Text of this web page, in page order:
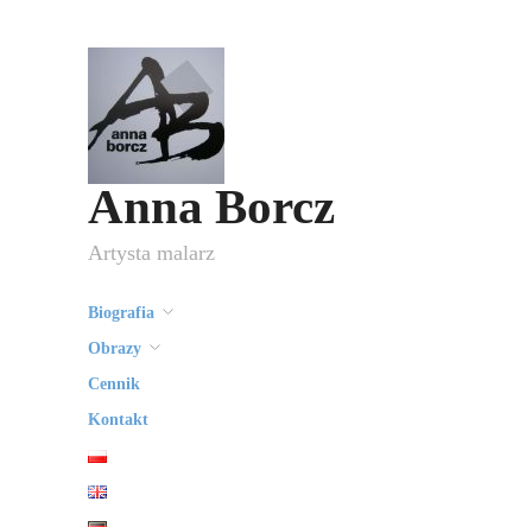
Anna Borcz
Artysta malarz
Biografia
Obrazy
Cennik
Kontakt